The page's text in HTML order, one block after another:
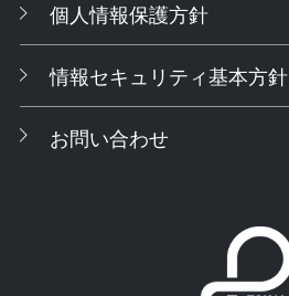
個人情報保護方針
情報セキュリティ基本方針
お問い合わせ